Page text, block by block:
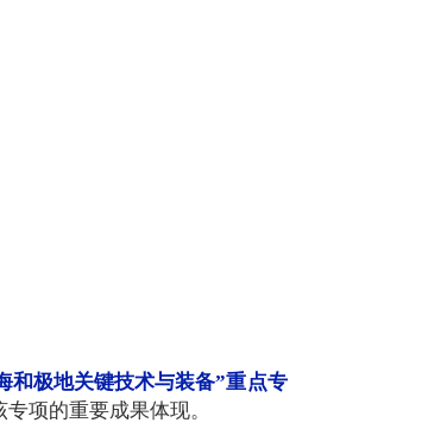
和极地关键技术与装备”重点专
项的重要成果体现。